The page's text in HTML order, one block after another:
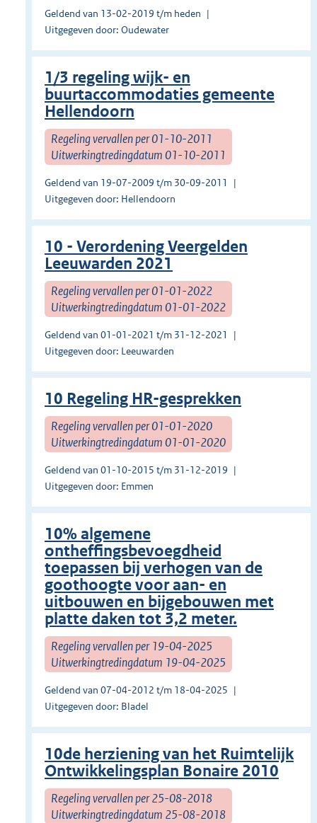
Geldend van 13-02-2019 t/m heden
Uitgegeven door: Oudewater
1/3 regeling wijk- en
buurtaccommodaties gemeente
Hellendoorn
Regeling vervallen per 01-10-2011
Uitwerkingtredingdatum 01-10-2011
Geldend van 19-07-2009 t/m 30-09-2011
Uitgegeven door: Hellendoorn
10 - Verordening Veergelden
Leeuwarden 2021
Regeling vervallen per 01-01-2022
Uitwerkingtredingdatum 01-01-2022
Geldend van 01-01-2021 t/m 31-12-2021
Uitgegeven door: Leeuwarden
10 Regeling HR-gesprekken
Regeling vervallen per 01-01-2020
Uitwerkingtredingdatum 01-01-2020
Geldend van 01-10-2015 t/m 31-12-2019
Uitgegeven door: Emmen
10% algemene
ontheffingsbevoegdheid
toepassen bij verhogen van de
goothoogte voor aan- en
uitbouwen en bijgebouwen met
platte daken tot 3,2 meter.
Regeling vervallen per 19-04-2025
Uitwerkingtredingdatum 19-04-2025
Geldend van 07-04-2012 t/m 18-04-2025
Uitgegeven door: Bladel
10de herziening van het Ruimtelijk
Ontwikkelingsplan Bonaire 2010
Regeling vervallen per 25-08-2018
Uitwerkingtredingdatum 25-08-2018